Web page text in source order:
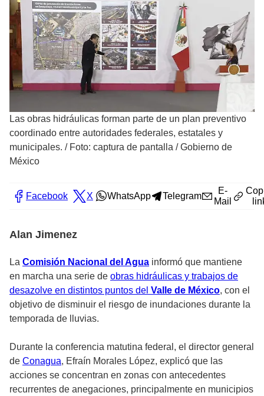
Las obras hidráulicas forman parte de un plan preventivo
coordinado entre autoridades federales, estatales y
municipales. / Foto: captura de pantalla / Gobierno de
México
Facebook X WhatsApp Telegram
E-
Mail
Alan Jimenez
La Comisión Nacional del Agua informó que mantiene
en marcha una serie de obras hidráulicas y trabajos de
desazolve en distintos puntos del Valle de México, con el
objetivo de disminuir el riesgo de inundaciones durante la
temporada de lluvias.
Durante la conferencia matutina federal, el director general
de Conagua, Efraín Morales López, explicó que las
acciones se concentran en zonas con antecedentes
recurrentes de anegaciones, principalmente en municipios